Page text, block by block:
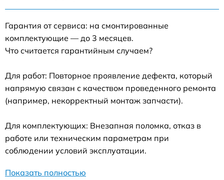
Гарантия от сервиса: на смонтированные
комплектующие — до 3 месяцев.
Что считается гарантийным случаем?
Для работ: Повторное проявление дефекта, который
напрямую связан с качеством проведенного ремонта
(например, некорректный монтаж запчасти).
Для комплектующих: Внезапная поломка, отказ в
работе или техническим параметрам при
соблюдении условий эксплуатации.
Показать полностью